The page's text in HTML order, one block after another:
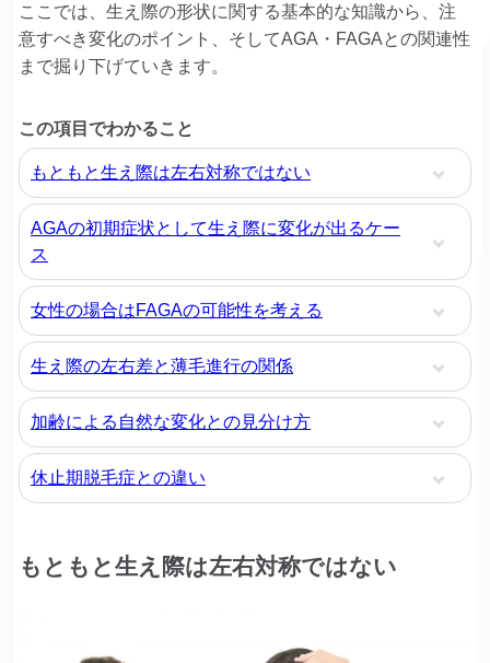
ここでは、生え際の形状に関する基本的な知識から、注
意すべき変化のポイント、そしてAGA・FAGAとの関連性
まで掘り下げていきます。
この項目でわかること
もともと生え際は左右対称ではない
AGAの初期症状として生え際に変化が出るケー
ス
女性の場合はFAGAの可能性を考える
生え際の左右差と薄毛進行の関係
加齢による自然な変化との見分け方
休止期脱毛症との違い
もともと生え際は左右対称ではない